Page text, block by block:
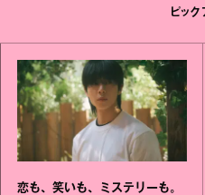
ピック
恋も、笑いも、ミステリーも。